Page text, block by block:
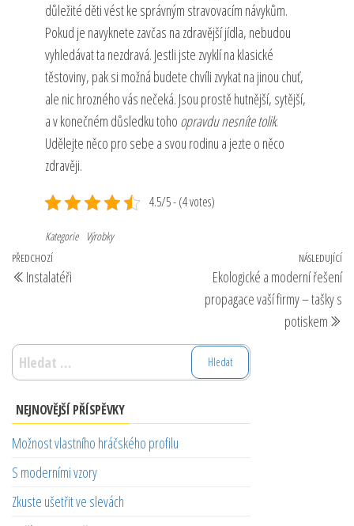
důležité děti vést ke správným stravovacím návykům.
Pokud je navyknete zavčas na zdravější jídla, nebudou
vyhledávat ta nezdravá. Jestli jste zvyklí na klasické
těstoviny, pak si možná budete chvíli zvykat na jinou chuť,
ale nic hrozného vás nečeká. Jsou prostě hutnější, sytější,
a v konečném důsledku toho opravdu nesníte tolik.
Udělejte něco pro sebe a svou rodinu a jezte o něco
zdravěji.
4.5/5 - (4 votes)
Kategorie Výrobky
Navigace
pro
Předchozí
příspěvek
PŘEDCHOZÍ
Instalatéři
NÁSLEDUJÍCÍ
Ekologické a moderní řešení
propagace vaší firmy – tašky s
potiskem
Vyhledávání
NEJNOVĚJŠÍ PŘÍSPĚVKY
Možnost vlastního hráčského profilu
S moderními vzory
Zkuste ušetřit ve slevách